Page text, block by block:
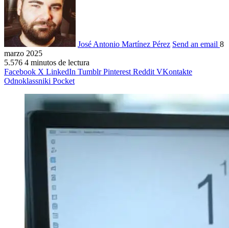
José Antonio Martínez Pérez Send an email 8
marzo 2025
5.576 4 minutos de lectura
Facebook X LinkedIn Tumblr Pinterest Reddit VKontakte
Odnoklassniki Pocket